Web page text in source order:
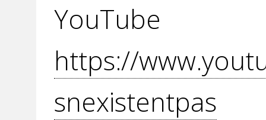
https://
snexistentpas